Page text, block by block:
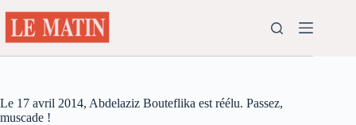
au
contenu
Le 17 avril 2014, Abdelaziz Bouteflika est réélu. Passez,
muscade !